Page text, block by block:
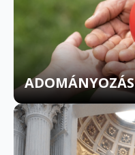
ADOMÁNYOZÁS